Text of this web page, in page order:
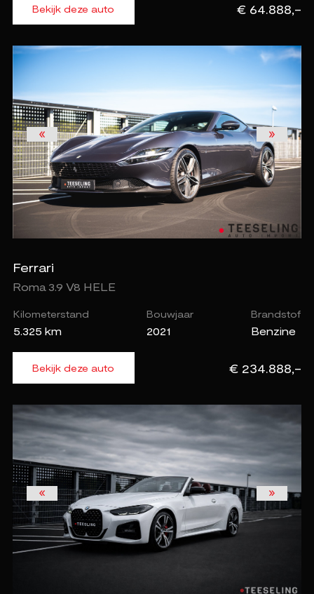
€ 64.888,-
Bekijk deze auto
Ferrari
Roma 3.9 V8 HELE
Kilometerstand
5.325 km
Bouwjaar
2021
Brandstof
Benzine
€ 234.888,-
Bekijk deze auto